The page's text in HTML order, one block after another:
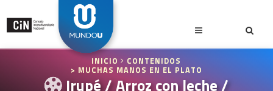
INICIO CONTENIDOS
> MUCHAS MANOS EN EL PLATO
Irupé / Arroz con leche /